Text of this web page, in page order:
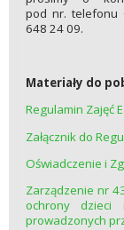
pod nr. telefonu
648 24 09.
Materiały do
Regulamin Zajęć
Załącznik do
Oświadczenie i
Zarządzenie nr
ochrony dzieci
prowadzonych